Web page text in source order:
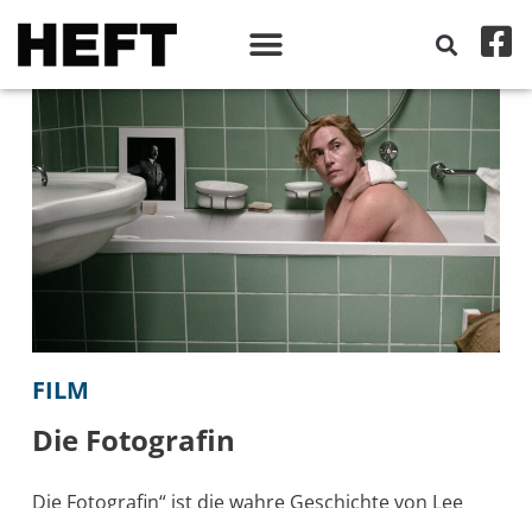
FILM
Die Fotografin
Die Fotografin“ ist die wahre Geschichte von Lee